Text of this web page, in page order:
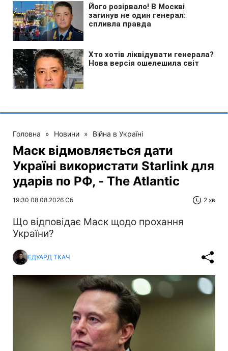
Головна » Новини » Війна в Україні
Маск відмовляється дати
Україні використати Starlink для
ударів по РФ, - The Atlantic
19:30 08.08.2026 Сб 2 хв
Що відповідає Маск щодо прохання
України?
ЕДУАРД ТКАЧ